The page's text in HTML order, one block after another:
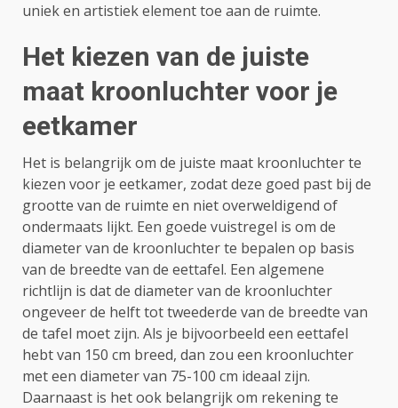
uniek en artistiek element toe aan de ruimte.
Het kiezen van de juiste
maat kroonluchter voor je
eetkamer
Het is belangrijk om de juiste maat kroonluchter te
kiezen voor je eetkamer, zodat deze goed past bij de
grootte van de ruimte en niet overweldigend of
ondermaats lijkt. Een goede vuistregel is om de
diameter van de kroonluchter te bepalen op basis
van de breedte van de eettafel. Een algemene
richtlijn is dat de diameter van de kroonluchter
ongeveer de helft tot tweederde van de breedte van
de tafel moet zijn. Als je bijvoorbeeld een eettafel
hebt van 150 cm breed, dan zou een kroonluchter
met een diameter van 75-100 cm ideaal zijn.
Daarnaast is het ook belangrijk om rekening te